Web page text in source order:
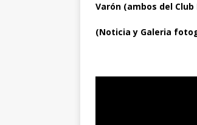
Varón (ambos del
(Noticia y Galeria